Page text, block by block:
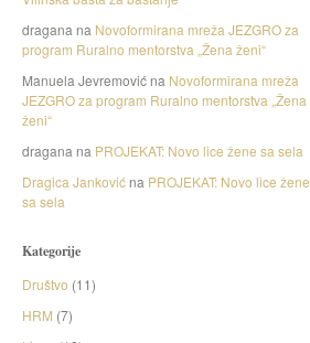
dragana na Novoformirana mreža JEZGRO za
program Ruralno mentorstva „Žena ženi“
Manuela Jevremović na Novoformirana mreža
JEZGRO za program Ruralno mentorstva „Žena
ženi“
dragana na PROJEKAT: Novo lice žene sa sela
Dragica Janković na PROJEKAT: Novo lice žene
sa sela
Kategorije
Društvo (11)
HRM (7)